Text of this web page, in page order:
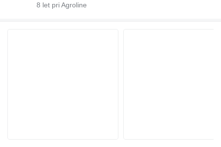
8 let pri Agroline